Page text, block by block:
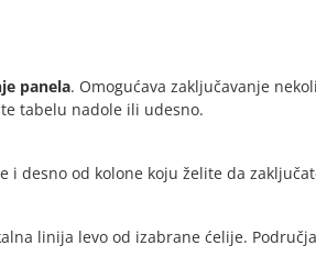
panela. Omogućava zaključavanje
tabelu nadole ili udesno.
desno od kolone koju želite da
linija levo od izabrane ćelije.